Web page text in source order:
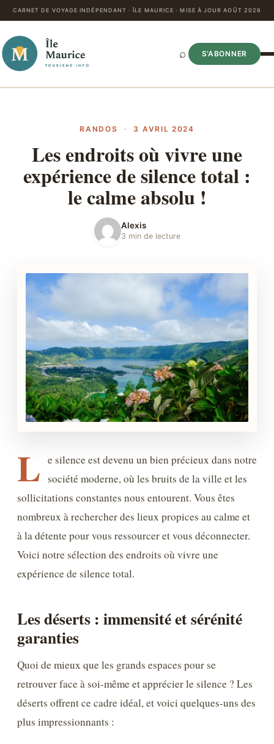
CARNET DE VOYAGE INDÉPENDANT · ÎLE MAURICE · MISE À JOUR AOÛT 2026
⌕ S’ABONNER
RANDOS · 3 AVRIL 2024
Les endroits où vivre une
expérience de silence total :
le calme absolu !
Alexis
3 min de lecture
L e silence est devenu un bien précieux dans notre
société moderne, où les bruits de la ville et les
sollicitations constantes nous entourent. Vous êtes
nombreux à rechercher des lieux propices au calme et
à la détente pour vous ressourcer et vous déconnecter.
Voici notre sélection des endroits où vivre une
expérience de silence total.
Les déserts : immensité et sérénité
garanties
Quoi de mieux que les grands espaces pour se
retrouver face à soi-même et apprécier le silence ? Les
déserts offrent ce cadre idéal, et voici quelques-uns des
plus impressionnants :